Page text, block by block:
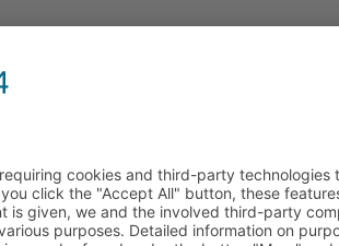
(mediane
Gruppe und 14,3 Monate
unter Pembrolizumab und 82
oder waren verstorben (Hazard
p = 0,0066). Das rezidivfreie 1-
KI 87–93) vs. 83 % unter Placebo
Nachbeobachtungszeit von 20,9
in der Verum-Gruppe bei 72 (15